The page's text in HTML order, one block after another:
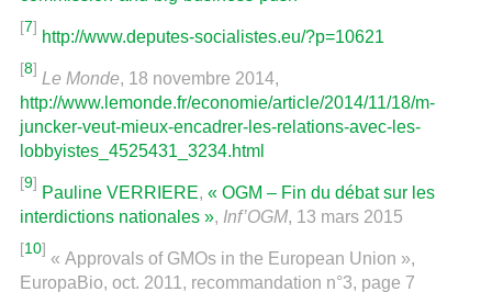
[7]
http://www.deputes-socialistes.eu/?p=10621
[8]
Le Monde, 18 novembre 2014,
http://www.lemonde.fr/economie/article/2014/11/18/m-
juncker-veut-mieux-encadrer-les-relations-avec-les-
lobbyistes_4525431_3234.html
[9]
Pauline VERRIERE, « OGM – Fin du débat sur les
interdictions nationales », Inf’OGM, 13 mars 2015
[10]
« Approvals of GMOs in the European Union »,
EuropaBio, oct. 2011, recommandation n°3, page 7